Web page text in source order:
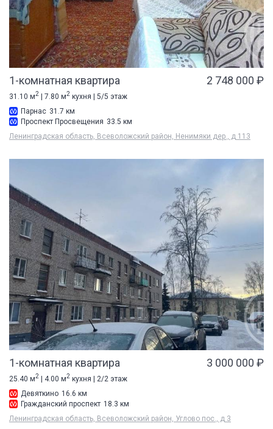
1-комнатная квартира 2 748 000 ₽
31.10 м2 | 7.80 м2 кухня | 5/5 этаж
Парнас 31.7 км
Проспект Просвещения 33.5 км
Ленинградская область, Всеволожский район, Ненимяки дер., д 113
1-комнатная квартира 3 000 000 ₽
25.40 м2 | 4.00 м2 кухня | 2/2 этаж
Девяткино 16.6 км
Гражданский проспект 18.3 км
Ленинградская область, Всеволожский район, Углово пос., д 3